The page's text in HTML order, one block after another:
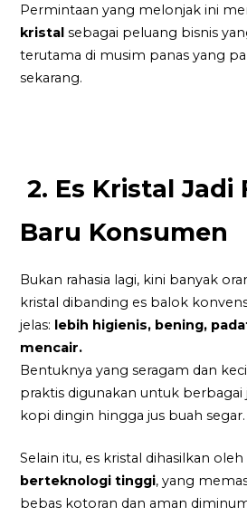
Permintaan yang melonjak ini
kristal sebagai peluang bisnis
terutama di musim panas yang
sekarang.
2. Es Kristal Jadi
Baru Konsumen
Bukan rahasia lagi, kini banyak
kristal dibanding es balok
jelas: lebih higienis, bening,
mencair.
Bentuknya yang seragam dan
praktis digunakan untuk berbagai
kopi dingin hingga jus buah segar.
Selain itu, es kristal dihasilkan oleh
berteknologi tinggi, yang
bebas kotoran dan aman